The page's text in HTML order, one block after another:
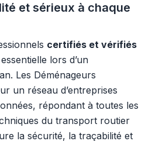
et sérieux à chaque
certifiés et vérifiés
lors d’un
Les Déménageurs
un réseau d’entreprises
répondant à toutes les
du transport routier
la sécurité, la traçabilité et